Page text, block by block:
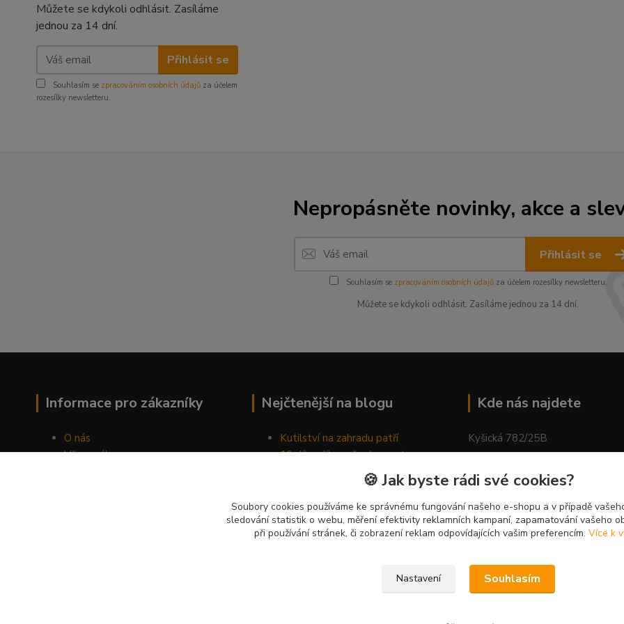
Můžete se kdykoli odhlásit. Zasíláme
jednou za 14 dní.
Přihlásit se
Souhlasím se zpracováním osobních údajů za účelem
rozesílky newsletteru.
Nepropásněte novinky, akce a
Přihlásit se
Souhlasím se zpracováním osobních údajůza účelem rozesílky newsletteru.
Můžete se kdykoli odhlásit. Zasíláme jednou za 14 dní.
Informace pro zákazníky
O nás
Vše o nákupu
Nejčtenější na blogu
Kutilství na zahradu patří
10 důvodů, proč relaxovat
chozením do přírody
Jak správně pěstovat tulipány
Náhodně generovaný článek
Kde nás najdete
Kyšická 782/25B
🍪 Jak byste rádi své cookies?
Soubory cookies používáme ke správnému fungování našeho e-shopu a v případě
sledování statistik o webu, měření efektivity reklamních kampaní, zapamatování vašeho
při používání stránek, či zobrazení reklam odpovídajících vašim preferencím. Více k
Nastavení Souhlasím